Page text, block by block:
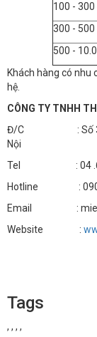
100 -
300 -
500 -
Khách hàng có nhu
hệ.
CÔNG TY TNHH
Đ/C : Số 3/3,
Nội
Tel : 04 .62
Hotline :
Email :
Website :
Tags
, , , ,